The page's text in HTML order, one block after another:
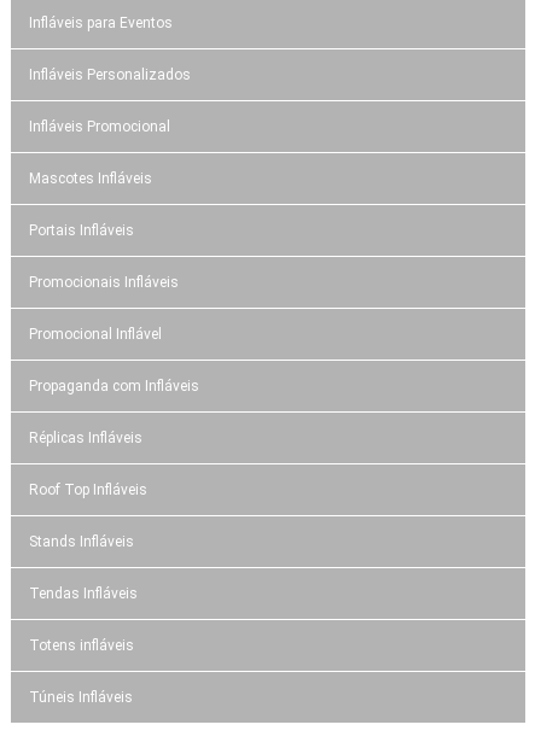
Infláveis para Eventos
Infláveis Personalizados
Infláveis Promocional
Mascotes Infláveis
Portais Infláveis
Promocionais Infláveis
Promocional Inflável
Propaganda com Infláveis
Réplicas Infláveis
Roof Top Infláveis
Stands Infláveis
Tendas Infláveis
Totens infláveis
Túneis Infláveis